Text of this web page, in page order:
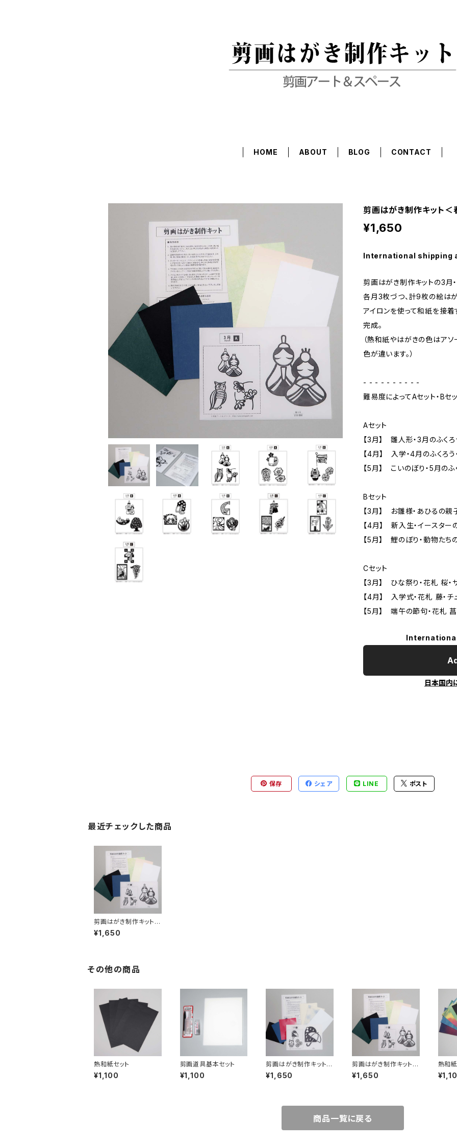
HOME ABOUT BLOG CONTACT
剪画はがき制作キット＜
¥1,650
International shipping
剪画はがき制作キットの3月
各月3枚づつ、計9枚の絵は
アイロンを使って和紙を接
完成。
（熱和紙やはがきの色はア
色が違います。）
- - - - - - - - - -
難易度によってAセット・Bセ
Aセット
【3月】 雛人形・3月のふく
【4月】 入学・4月のふくろ
【5月】 こいのぼり・5月のふ
Bセット
【3月】 お雛様・あひるの親
【4月】 新入生・イースター
【5月】 鯉のぼり・動物たち
Cセット
【3月】 ひな祭り・花札 桜・
【4月】 入学式・花札 藤・チ
【5月】 端午の節句・花札
日本国内
保存 シェア LINE ポスト
最近チェックした商品
剪画はがき制作キット＜
春＞
¥1,650
その他の商品
熱和紙セット
¥1,100
剪画道具基本セット
¥1,100
剪画はがき制作キット＜
夏＞
¥1,650
剪画はがき制作キット＜
春＞
¥1,650
熱和
商品一覧に戻る